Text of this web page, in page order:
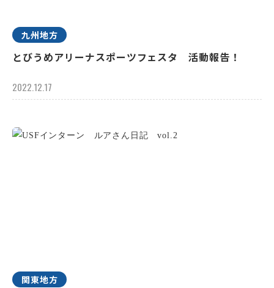
九州地方
とびうめアリーナスポーツフェスタ 活動報告！
2022.12.17
関東地方